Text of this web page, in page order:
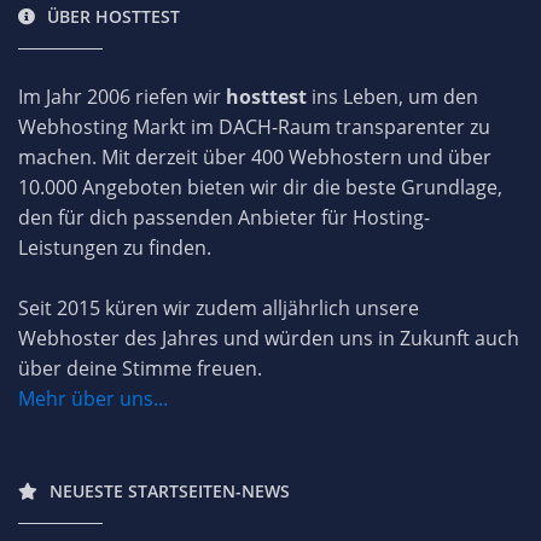
ÜBER HOSTTEST
Im Jahr 2006 riefen wir hosttest ins Leben, um den
Webhosting Markt im DACH-Raum transparenter zu
machen. Mit derzeit über 400 Webhostern und über
10.000 Angeboten bieten wir dir die beste Grundlage,
den für dich passenden Anbieter für Hosting-
Leistungen zu finden.
Seit 2015 küren wir zudem alljährlich unsere
Webhoster des Jahres und würden uns in Zukunft auch
über deine Stimme freuen.
Mehr über uns...
NEUESTE STARTSEITEN-NEWS